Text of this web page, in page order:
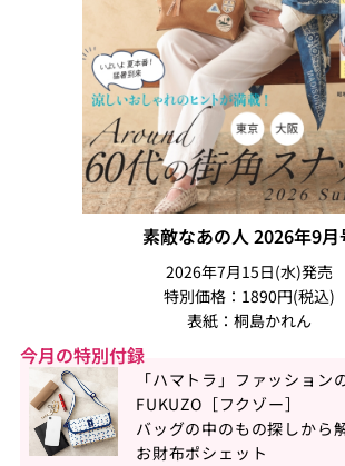
素敵なあの人 2026年9月
2026年7月15日(水)発売
特別価格：1890円(税込)
表紙：桐島かれん
今月の特別付録
「ハマトラ」ファッション
FUKUZO［フクゾー］
バッグの中のもの探しから
お財布ポシェット